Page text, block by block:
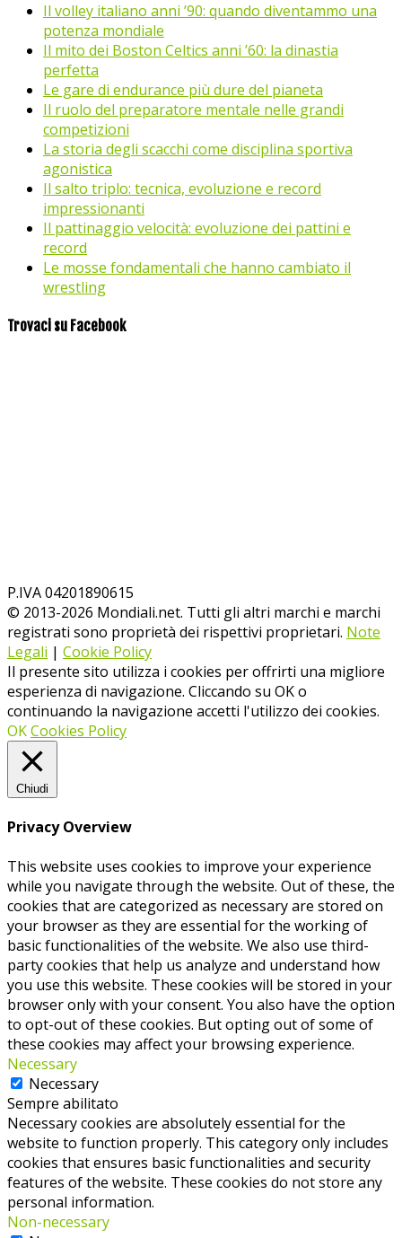
Il volley italiano anni ’90: quando diventammo una
potenza mondiale
Il mito dei Boston Celtics anni ’60: la dinastia
perfetta
Le gare di endurance più dure del pianeta
Il ruolo del preparatore mentale nelle grandi
competizioni
La storia degli scacchi come disciplina sportiva
agonistica
Il salto triplo: tecnica, evoluzione e record
impressionanti
Il pattinaggio velocità: evoluzione dei pattini e
record
Le mosse fondamentali che hanno cambiato il
wrestling
Trovaci su Facebook
P.IVA 04201890615
© 2013-2026 Mondiali.net. Tutti gli altri marchi e marchi
registrati sono proprietà dei rispettivi proprietari. Note
Legali | Cookie Policy
Il presente sito utilizza i cookies per offrirti una migliore
esperienza di navigazione. Cliccando su OK o
continuando la navigazione accetti l'utilizzo dei cookies.
OKCookies Policy
Chiudi
Privacy Overview
This website uses cookies to improve your experience
while you navigate through the website. Out of these, the
cookies that are categorized as necessary are stored on
your browser as they are essential for the working of
basic functionalities of the website. We also use third-
party cookies that help us analyze and understand how
you use this website. These cookies will be stored in your
browser only with your consent. You also have the option
to opt-out of these cookies. But opting out of some of
these cookies may affect your browsing experience.
Necessary
Necessary
Sempre abilitato
Necessary cookies are absolutely essential for the
website to function properly. This category only includes
cookies that ensures basic functionalities and security
features of the website. These cookies do not store any
personal information.
Non-necessary